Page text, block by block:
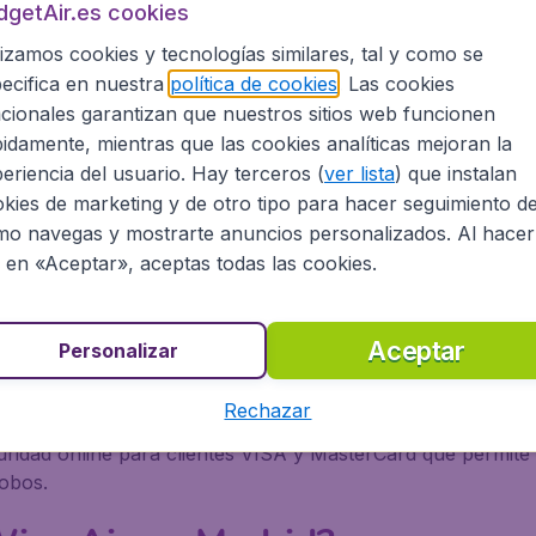
y realizó su primer vuelo el 19 de mayo de 2004
central y oriental y en la actualidad vuela a más de
Air?
Azerbaiyán, Bélgica, Bosnia y Herzegovina,
,Francia, Georgia, Grecia, Hungría, Islandia
Montenegro Noruega, Países Bajos ,Polonia,
online con Wizz Air?
(SSL), tecnología puntera en gestión y manejo de
online para clientes VISA y MasterCard que
cookies
cookies y tecnologías similares, tal y como se
en nuestra política de cookies . Las cookies
garantizan que nuestros sitios web funcionen
mientras que las cookies analíticas mejoran la
del usuario. Hay terceros (ver lista) que instalan
de marketing y de otro tipo para hacer seguimiento de
navegas y mostrarte anuncios personalizados. Al hacer
en «Aceptar», aceptas todas las cookies.
Aceptar
Personalizar
Rechazar